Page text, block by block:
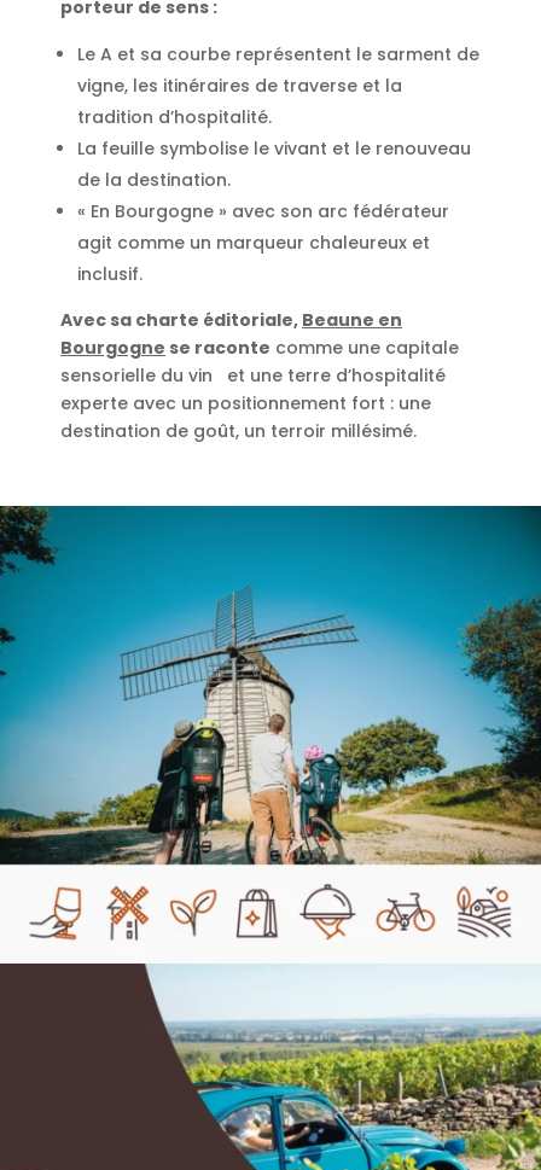
porteur de sens :
Le A et sa courbe représentent le sarment de
vigne, les itinéraires de traverse et la
tradition d’hospitalité.
La feuille symbolise le vivant et le renouveau
de la destination.
« En Bourgogne » avec son arc fédérateur
agit comme un marqueur chaleureux et
inclusif.
Avec sa charte éditoriale, Beaune en
Bourgogne se raconte comme une capitale
sensorielle du vin et une terre d’hospitalité
experte avec un positionnement fort : une
destination de goût, un terroir millésimé.